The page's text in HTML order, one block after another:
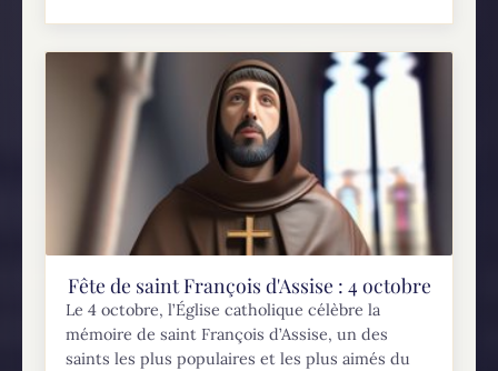
Fête de saint François d'Assise : 4 octobre
Le 4 octobre, l’Église catholique célèbre la
mémoire de saint François d’Assise, un des
saints les plus populaires et les plus aimés du